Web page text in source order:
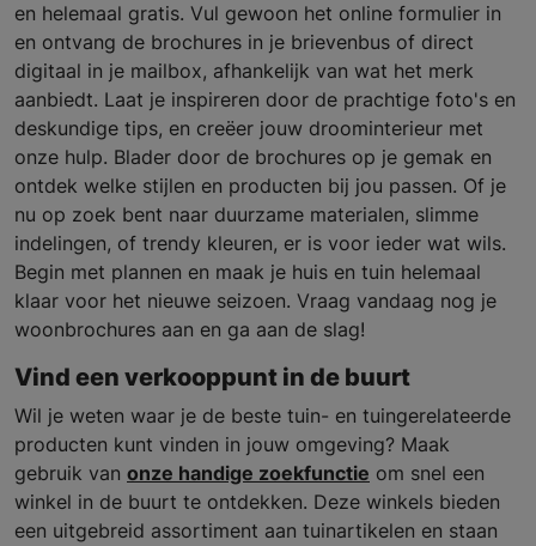
en helemaal gratis. Vul gewoon het online formulier in
en ontvang de brochures in je brievenbus of direct
digitaal in je mailbox, afhankelijk van wat het merk
aanbiedt. Laat je inspireren door de prachtige foto's en
deskundige tips, en creëer jouw droominterieur met
onze hulp. Blader door de brochures op je gemak en
ontdek welke stijlen en producten bij jou passen. Of je
nu op zoek bent naar duurzame materialen, slimme
indelingen, of trendy kleuren, er is voor ieder wat wils.
Begin met plannen en maak je huis en tuin helemaal
klaar voor het nieuwe seizoen. Vraag vandaag nog je
woonbrochures aan en ga aan de slag!
Vind een verkooppunt in de buurt
Wil je weten waar je de beste tuin- en tuingerelateerde
producten kunt vinden in jouw omgeving? Maak
gebruik van onze handige zoekfunctie om snel een
winkel in de buurt te ontdekken. Deze winkels bieden
een uitgebreid assortiment aan tuinartikelen en staan